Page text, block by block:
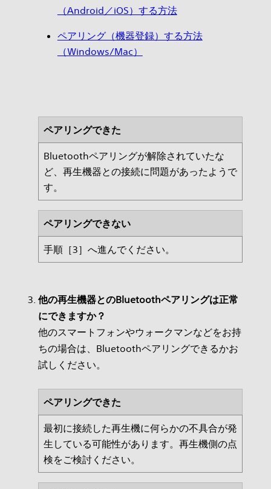
（Android／iOS）する方法
ペアリング（機器登録）する方法
（Windows/Mac）
ペアリングできた
Bluetoothペアリングが解除されていたな
ど、再生機器との接続に問題があったようで
す。
ペアリングできない
手順［3］へ進んでください。
他の再生機器とのBluetoothペアリングは正常
にできますか？
他のスマートフォンやウォークマンなどをお持
ちの場合は、Bluetoothペアリングできるかお
試しください。
ペアリングできた
最初に接続した再生機に何らかの不具合が発
生している可能性があります。再生機側の点
検をご検討ください。